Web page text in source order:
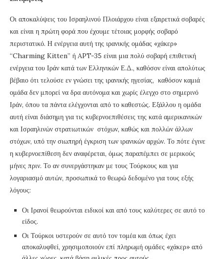
Οι αποκαλύψεις του Ισραηλινού Πλοιάρχου είναι εξαιρετικά σοβαρές
και είναι η πρώτη φορά που έχουμε τέτοιας μορφής σοβαρό
περιστατικό. Η ενέργεια αυτή της ιρανικής ομάδας «χάκερ»
“Charming Kitten” ή APT-35 είναι μια πολύ σοβαρή επιθετική
ενέργεια του Ιράν κατά των Ελληνικών Ε.Δ., καθόσον είναι απολύτως
βέβαιο ότι τελούσε εν γνώσει της ιρανικής ηγεσίας, καθόσον καμιά
ομάδα δεν μπορεί να δρα αυτόνομα και χωρίς έλεγχο στο σημερινό
Ιράν, όπου τα πάντα ελέγχονται από το καθεστώς. Εξάλλου η ομάδα
αυτή είναι διάσημη για τις κυβερνοεπιθέσεις της κατά αμερικανικών
και Ισραηλινών στρατιωτικών στόχων, καθώς και πολλών άλλων
στόχων, υπό την σιωπηρή έγκριση των ιρανικών αρχών. Το πότε έγινε
η κυβερνοεπίθεση δεν αναφέρεται, όμως παραπέμπει σε μερικούς
μήνες πριν. Το αν συνεργάστηκαν με τους Τούρκους και για
λογαριασμό αυτών, προσωπικά το θεωρώ δεδομένο για τους εξής
λόγους:
Οι Ιρανοί θεωρούνται ειδικοί και από τους καλύτερες σε αυτό το
είδος.
Οι Τούρκοι υστερούν σε αυτό τον τομέα και όπως έχει
αποκαλυφθεί, χρησιμοποιούν επί πληρωμή ομάδες «χάκερ» από